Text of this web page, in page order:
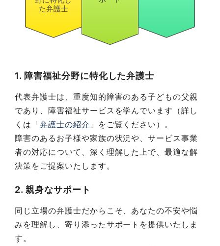
1. 障害福祉分野に特化した弁護士
代表弁護士は、重度知的障害のある子どもの父親
であり、障害福祉サービスを学んでいます（詳し
くは「弁護士の紹介 」をご覧ください）。
障害のあるお子様や家族の状況や、サービス事業
者の対応について、深く理解した上で、最適な解
決策をご提案いたします。
2. 親身なサポート
同じ立場の弁護士だからこそ、あなたの不安や悩
みを理解し、寄り添ったサポートを提供いたしま
す。